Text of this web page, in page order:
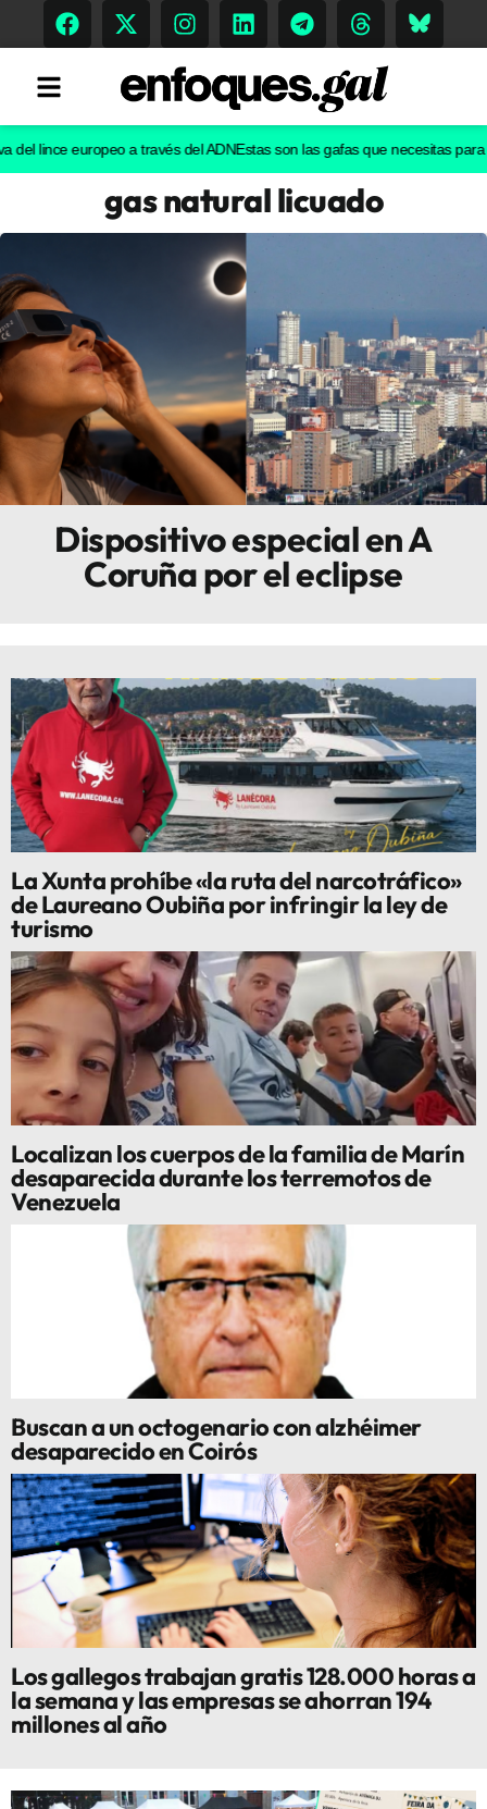
Tendencias
Gastronomía
Escenarios
Sostenibilidad
Innova
europeo a través del ADNEstas son las gafas que necesitas para ver
gas natural licuado
Dispositivo especial en A
Coruña por el eclipse
La Xunta prohíbe «la ruta del narcotráfico»
de Laureano Oubiña por infringir la ley de
turismo
Localizan los cuerpos de la familia de Marín
desaparecida durante los terremotos de
Venezuela
Buscan a un octogenario con alzhéimer
desaparecido en Coirós
Los gallegos trabajan gratis 128.000 horas a
la semana y las empresas se ahorran 194
millones al año